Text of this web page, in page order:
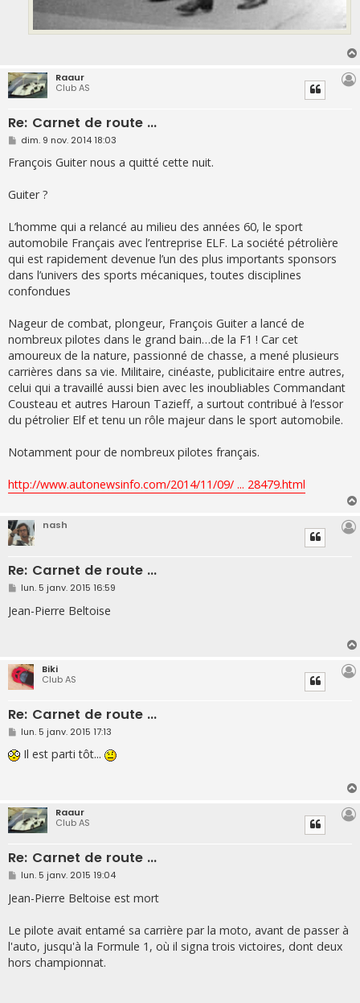
Raaur
Club AS
Re: Carnet de route ...
M
s
s
g
e
dim. 9 nov. 2014 18:03
François Guiter nous a quitté cette nuit.
Guiter ?
L’homme qui a relancé au milieu des années 60, le sport
automobile Français avec l’entreprise ELF. La société pétrolière
qui est rapidement devenue l’un des plus importants sponsors
dans l’univers des sports mécaniques, toutes disciplines
confondues
Nageur de combat, plongeur, François Guiter a lancé de
nombreux pilotes dans le grand bain…de la F1 ! Car cet
amoureux de la nature, passionné de chasse, a mené plusieurs
carrières dans sa vie. Militaire, cinéaste, publicitaire entre autres,
celui qui a travaillé aussi bien avec les inoubliables Commandant
Cousteau et autres Haroun Tazieff, a surtout contribué à l’essor
du pétrolier Elf et tenu un rôle majeur dans le sport automobile.
Notamment pour de nombreux pilotes français.
http://www.autonewsinfo.com/2014/11/09/ ... 28479.html
nash
Re: Carnet de route ...
M
s
s
lun. 5 janv. 2015 16:59
Jean-Pierre Beltoise
Biki
Club AS
Re: Carnet de route ...
M
s
s
lun. 5 janv. 2015 17:13
Il est parti tôt...
Raaur
Club AS
Re: Carnet de route ...
M
s
s
g
e
lun. 5 janv. 2015 19:04
Jean-Pierre Beltoise est mort
Le pilote avait entamé sa carrière par la moto, avant de passer à
l'auto, jusqu'à la Formule 1, où il signa trois victoires, dont deux
hors championnat.